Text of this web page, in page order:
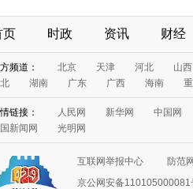
页 时政 资讯 财经
互联网举报中心
防范
京公网安备110105000081